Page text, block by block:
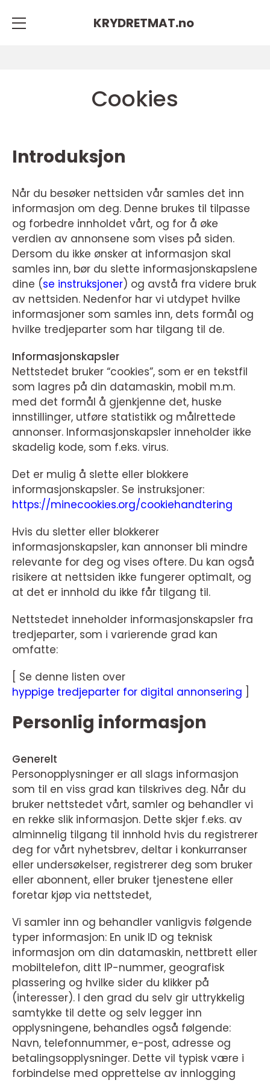
KRYDRETMAT.no
Cookies
Introduksjon
Når du besøker nettsiden vår samles det inn
informasjon om deg. Denne brukes til tilpasse
og forbedre innholdet vårt, og for å øke
verdien av annonsene som vises på siden.
Dersom du ikke ønsker at informasjon skal
samles inn, bør du slette informasjonskapslene
dine (se instruksjoner) og avstå fra videre bruk
av nettsiden. Nedenfor har vi utdypet hvilke
informasjoner som samles inn, dets formål og
hvilke tredjeparter som har tilgang til de.
Informasjonskapsler
Nettstedet bruker “cookies”, som er en tekstfil
som lagres på din datamaskin, mobil m.m.
med det formål å gjenkjenne det, huske
innstillinger, utføre statistikk og målrettede
annonser. Informasjonskapsler inneholder ikke
skadelig kode, som f.eks. virus.
Det er mulig å slette eller blokkere
informasjonskapsler. Se instruksjoner:
https://minecookies.org/cookiehandtering
Hvis du sletter eller blokkerer
informasjonskapsler, kan annonser bli mindre
relevante for deg og vises oftere. Du kan også
risikere at nettsiden ikke fungerer optimalt, og
at det er innhold du ikke får tilgang til.
Nettstedet inneholder informasjonskapsler fra
tredjeparter, som i varierende grad kan
omfatte:
[ Se denne listen over
hyppige tredjeparter for digital annonsering
Personlig informasjon
Generelt
Personopplysninger er all slags informasjon
som til en viss grad kan tilskrives deg. Når du
bruker nettstedet vårt, samler og behandler vi
en rekke slik informasjon. Dette skjer f.eks. av
alminnelig tilgang til innhold hvis du registrerer
deg for vårt nyhetsbrev, deltar i konkurranser
eller undersøkelser, registrerer deg som bruker
eller abonnent, eller bruker tjenestene eller
foretar kjøp via nettstedet,
Vi samler inn og behandler vanligvis følgende
typer informasjon: En unik ID og teknisk
informasjon om din datamaskin, nettbrett eller
mobiltelefon, ditt IP-nummer, geografisk
plassering og hvilke sider du klikker på
(interesser). I den grad du selv gir uttrykkelig
samtykke til dette og selv legger inn
opplysningene, behandles også følgende:
Navn, telefonnummer, e-post, adresse og
betalingsopplysninger. Dette vil typisk være i
forbindelse med opprettelse av innlogging